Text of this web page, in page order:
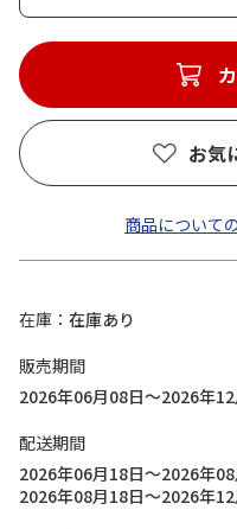
お気
商品について
在庫
在庫あり
販売期間
2026年06月08日～2026年
配送期間
2026年06月18日～2026年
2026年08月18日～2026年